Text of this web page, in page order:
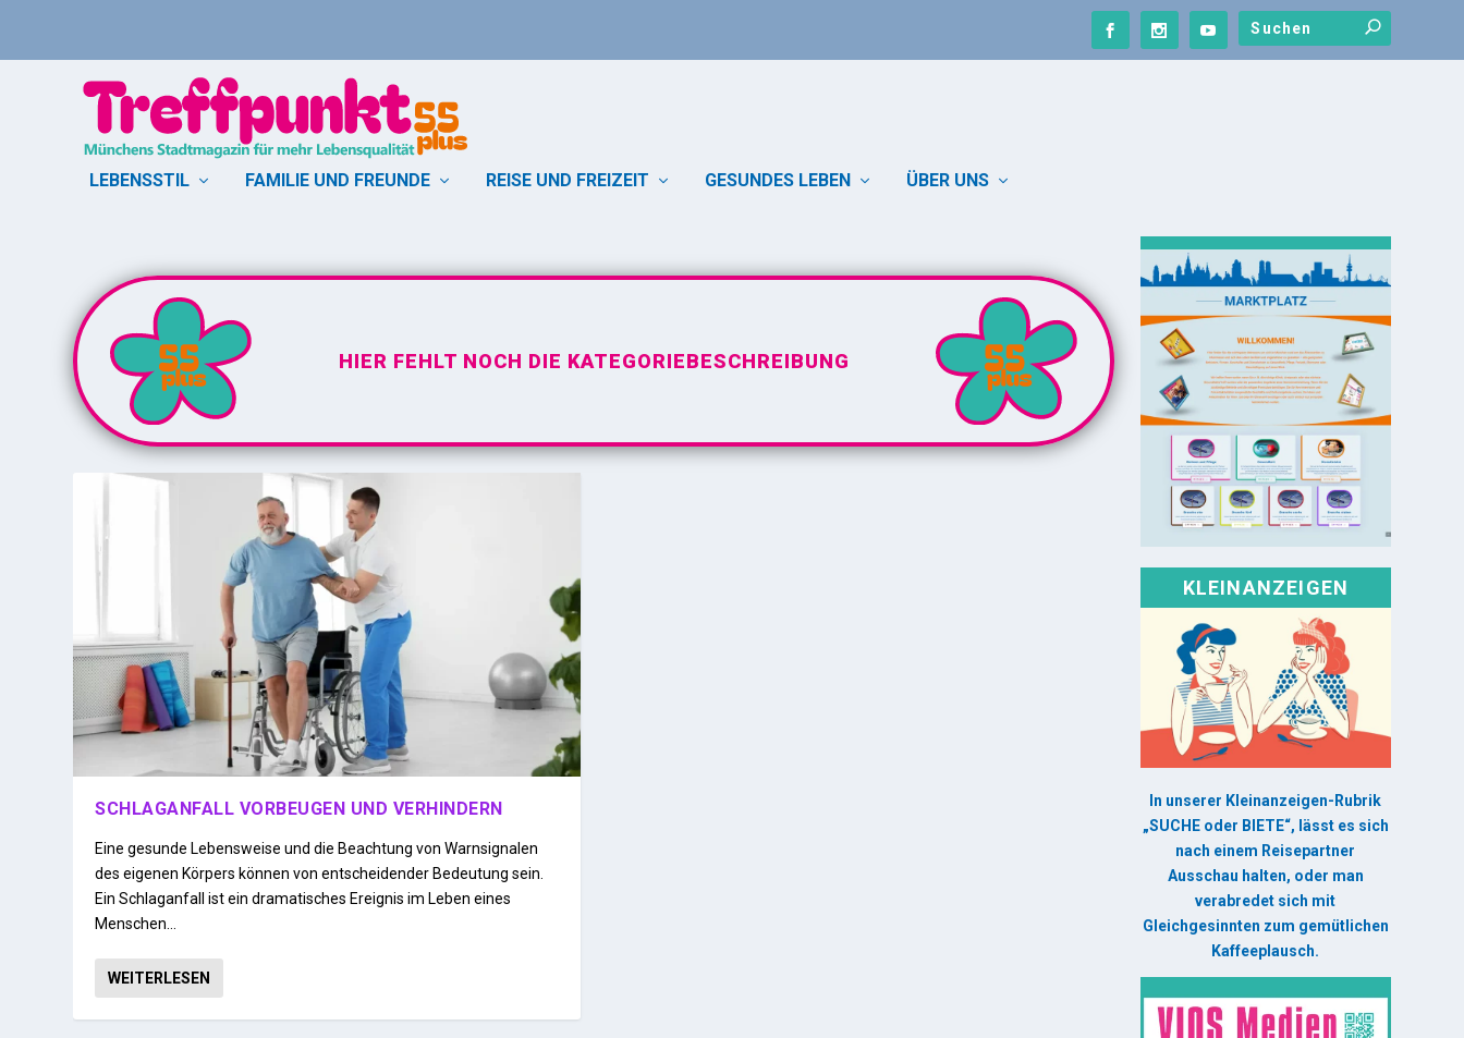
LEBENSSTIL FAMILIE UND FREUNDE REISE UND FREIZEIT GESUNDES LEBEN ÜBER UNS
HIER FEHLT NOCH DIE KATEGORIEBESCHREIBUNG
SCHLAGANFALL VORBEUGEN UND VERHINDERN
Eine gesunde Lebensweise und die Beachtung von Warnsignalen
des eigenen Körpers können von entscheidender Bedeutung sein.
Ein Schlaganfall ist ein dramatisches Ereignis im Leben eines
Menschen…
WEITERLESEN
KLEINANZEIGEN
In unserer Kleinanzeigen-Rubrik
„SUCHE oder BIETE“, lässt es sich
nach einem Reisepartner
Ausschau halten, oder man
verabredet sich mit
Gleichgesinnten zum gemütlichen
Kaffeeplausch.